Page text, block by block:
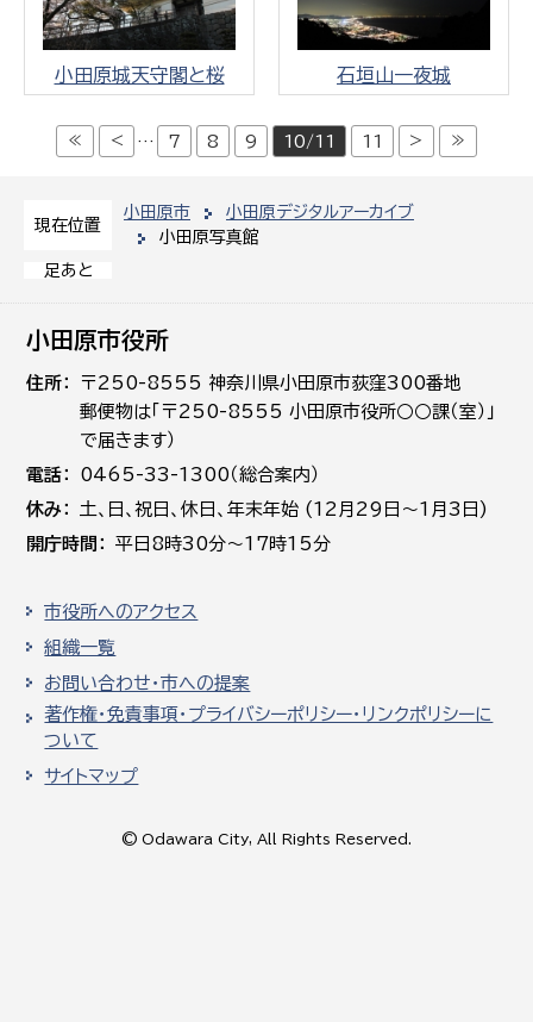
現在位置
小田原市
小田原デジタルアーカイブ
小田原写真館
足あと
小田原城天守閣と桜 石垣山一夜城
≪ < … 7 8 9 10/11 11 > ≫
小田原市役所
住所
〒250-8555 神奈川県小田原市荻窪300番地
郵便物は「〒250-8555 小田原市役所○○課（室）」
で届きます）
電話
0465-33-1300（総合案内）
休み
土､日､祝日、休日、年末年始 (12月29日～1月3日)
開庁時間
平日8時30分～17時15分
市役所へのアクセス
組織一覧
お問い合わせ・市への提案
著作権・免責事項・プライバシーポリシー・リンクポリシーに
ついて
サイトマップ
© Odawara City, All Rights Reserved.